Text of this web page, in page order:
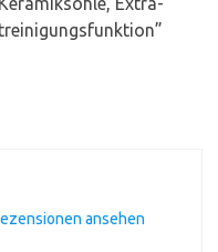
”
ansehen